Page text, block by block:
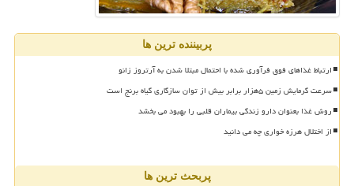
پربیننده ترین ها
ارتباط غذاهای فوق فرآوری شده با احتمال مبتلا شدن به آرتروز زانو
سرعت گرمایش زمین ۵هزار برابر بیش از توان سازگاری گیاه برنج است
روش غذا بعنوان دارو زندگی بیماران قلبی را بهبود می بخشد
از اختلال هرزه خواری چه می دانید
پربحث ترین ها